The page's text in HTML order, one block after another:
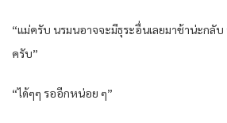
“แม่ครับ นรมนอาจจะมีธุระอื่นเลยมาช้าน่ะกลั
ครับ”
“ได้ๆๆ รออีกหน่อย ๆ”